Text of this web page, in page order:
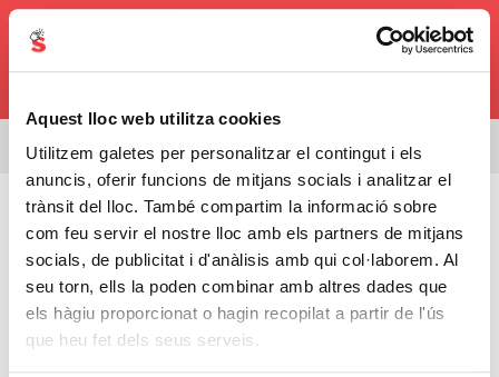
Aquest lloc web utilitza cookies
Utilitzem galetes per personalitzar el contingut i els
anuncis, oferir funcions de mitjans socials i analitzar el
trànsit del lloc. També compartim la informació sobre
com feu servir el nostre lloc amb els partners de mitjans
socials, de publicitat i d'anàlisis amb qui col·laborem. Al
seu torn, ells la poden combinar amb altres dades que
els hàgiu proporcionat o hagin recopilat a partir de l'ús
que heu fet dels seus serveis.
0,00€
Estás viendo el surtido de 08338
Bebidas > Espumosos
Corpinado Y Espumosos Del Penedès
Comprar Corpinado y
Espumosos Del Penedès
Online